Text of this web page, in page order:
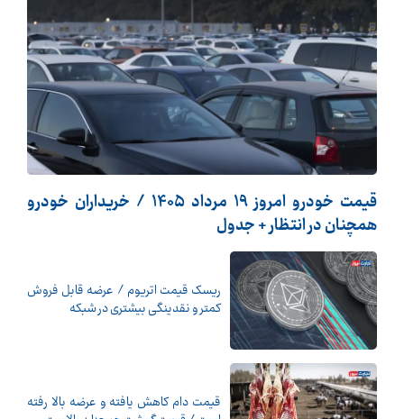
قیمت خودرو امروز 19 مرداد 1405 / خریداران خودرو
همچنان در انتظار + جدول
ریسک قیمت اتریوم / عرضه قابل فروش
کمتر و نقدینگی بیشتری در شبکه
قیمت دام کاهش یافته و عرضه بالا رفته